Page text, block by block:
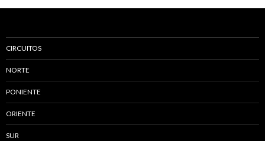
CIRCUITOS
NORTE
PONIENTE
ORIENTE
SUR